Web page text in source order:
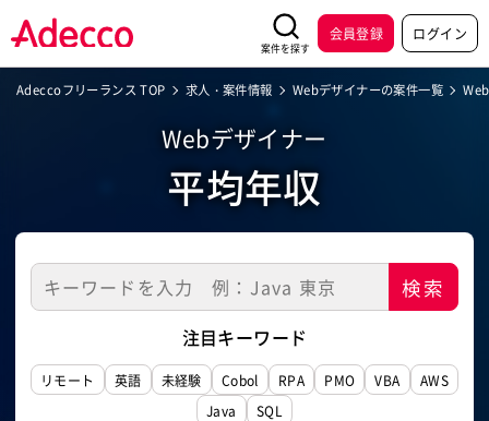
案件を探す
会員登録 ログイン
Adeccoフリーランス TOP 求人・案件情報 Webデザイナーの案件一覧
Webデザイナー
平均年収
注目キーワード
リモート 英語 未経験 Cobol RPA PMO VBA
AWS
Java
SQL